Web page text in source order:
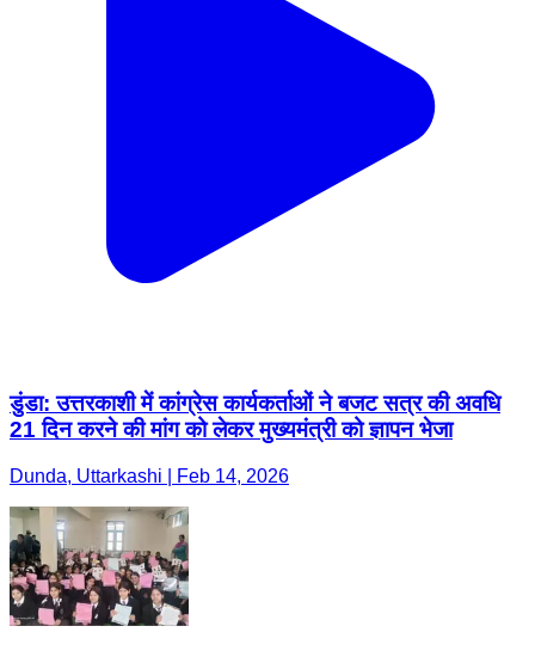
डुंडा: उत्तरकाशी में कांग्रेस कार्यकर्ताओं ने बजट सत्र की अवधि
21 दिन करने की मांग को लेकर मुख्यमंत्री को ज्ञापन भेजा
Dunda, Uttarkashi | Feb 14, 2026